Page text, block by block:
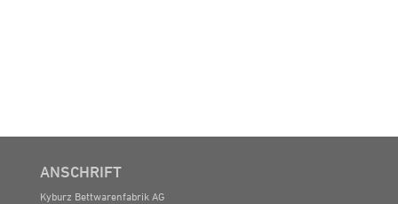
ANSCHRIFT
Kyburz Bettwarenfabrik AG